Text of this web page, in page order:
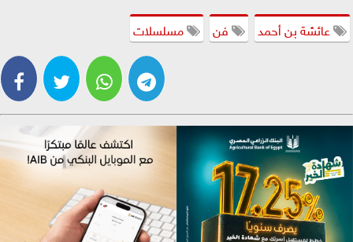
عائشة بن أحمد
فن مسلسلات